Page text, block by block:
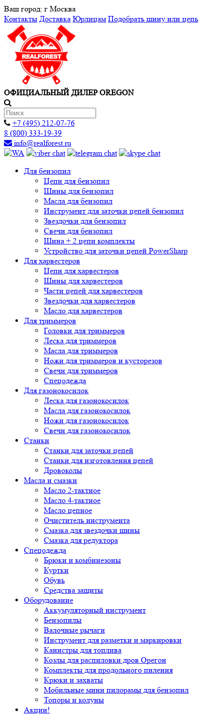
Ваш город: г Москва
Контакты Доставка Юрлицам Подобрать шину или цепь
ОФИЦИАЛЬНЫЙ ДИЛЕР OREGON
+7 (495) 212-07-76
8 (800) 333-19-39
info@realforest.ru
Для бензопил
Цепи для бензопил
Шины для бензопил
Масла для бензопил
Инструмент для заточки цепей бензопил
Звездочки для бензопил
Свечи для бензопил
Шина + 2 цепи комплекты
Устройство для заточки цепей PowerSharp
Для харвестеров
Цепи для харвестеров
Шины для харвестеров
Части цепей для харвестеров
Звездочки для харвестеров
Масло для харвестеров
Для триммеров
Головки для триммеров
Леска для триммеров
Масла для триммеров
Ножи для триммеров и кусторезов
Свечи для триммеров
Спецодежда
Для газонокосилок
Леска для газонокосилок
Масла для газонокосилок
Ножи для газонокосилок
Свечи для газонокосилок
Станки
Cтанки для заточки цепей
Станки для изготовления цепей
Дровоколы
Масла и смазки
Масло 2-тактное
Масло 4-тактное
Масло цепное
Очиститель инструмента
Смазка для звездочки шины
Смазка для редуктора
Спецодежда
Брюки и комбинезоны
Куртки
Обувь
Средства защиты
Оборудование
Аккумуляторный инструмент
Бензопилы
Валочные рычаги
Инструмент для разметки и маркировки
Канистры для топлива
Козлы для распиловки дров Орегон
Комплекты для продольного пиления
Крюки и захваты
Мобильные мини пилорамы для бензопил
Топоры и колуны
Акции!